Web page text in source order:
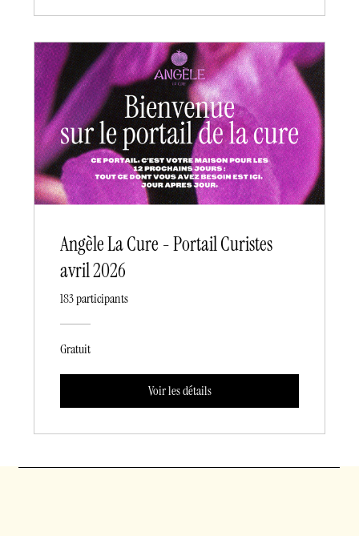
Angèle La Cure - Portail Curistes
avril 2026
183 participants
Gratuit
Voir les détails